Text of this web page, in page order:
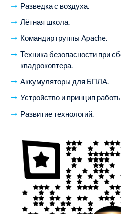
Разведка с воздуха.
Лётная школа.
Командир группы Apache.
Техника безопасности при
квадрокоптера.
Аккумуляторы для БПЛА.
Устройство и принцип
Развитие технологий.